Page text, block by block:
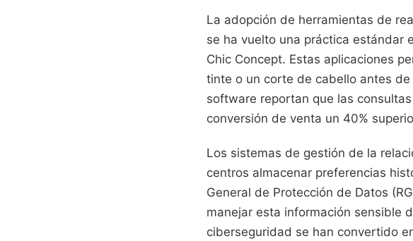
La adopción de herramientas de
se ha vuelto una práctica estándar
Chic Concept. Estas aplicaciones
tinte o un corte de cabello antes
software reportan que las
conversión de venta un 40%
Los sistemas de gestión de la
centros almacenar preferencias
General de Protección de Datos
manejar esta información sensible
ciberseguridad se han convertido